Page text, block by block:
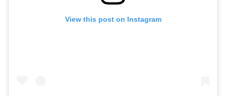
View this post on Instagram